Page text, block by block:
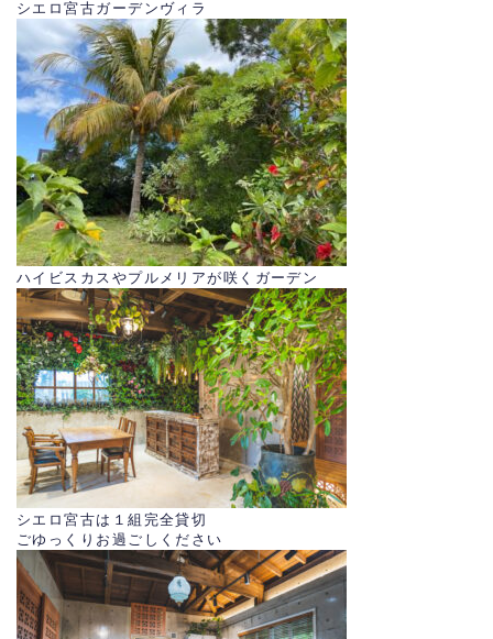
シエロ宮古ガーデンヴィラ
ハイビスカスやプルメリアが咲くガーデン
シエロ宮古は１組完全貸切
ごゆっくりお過ごしください